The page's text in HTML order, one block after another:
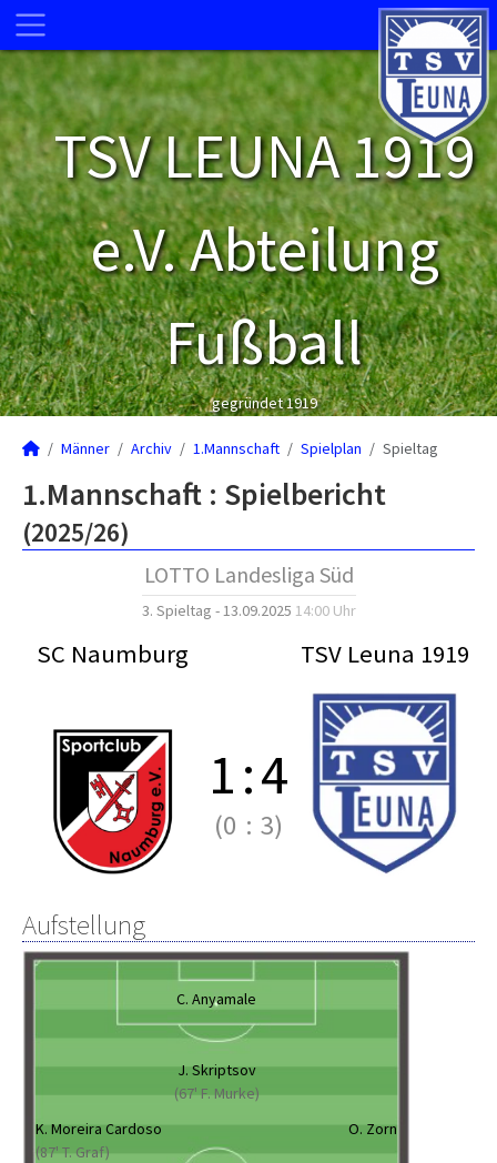
TSV LEUNA 1919
e.V. Abteilung
Fußball
gegründet 1919
Männer Archiv 1.Mannschaft Spielplan Spieltag
1.Mannschaft : Spielbericht
(2025/26)
LOTTO Landesliga Süd
3. Spieltag - 13.09.2025 14:00 Uhr
SC Naumburg TSV Leuna 1919
1:4
(0 : 3)
Aufstellung
C. Anyamale
J. Skriptsov
(67' F. Murke)
K. Moreira Cardoso
(87' T. Graf)
O. Zorn